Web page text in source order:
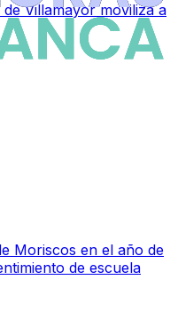
Villamayor moviliza a
Moriscos en el año de
de escuela